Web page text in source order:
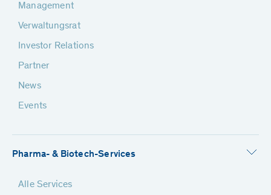
Management
Verwaltungsrat
Investor Relations
Partner
News
Events
Pharma- & Biotech-Services
Alle Services